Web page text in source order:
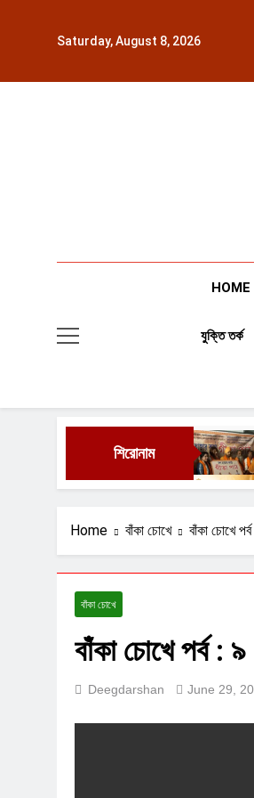
Saturday, August 8, 2026
HOME
যুক্তি তর্ক
শিরোনাম
Home বাঁকা চোখে বাঁকা চোখে
বাঁকা চোখে
বাঁকা চোখে পর্ব : ৯
Deegdarshan June 29,